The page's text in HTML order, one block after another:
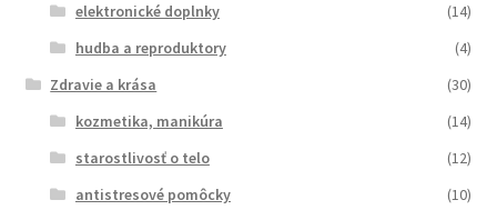
elektronické doplnky
(14)
hudba a reproduktory
(4)
Zdravie a krása
(30)
kozmetika, manikúra
(14)
starostlivosť o telo
(12)
antistresové pomôcky
(10)